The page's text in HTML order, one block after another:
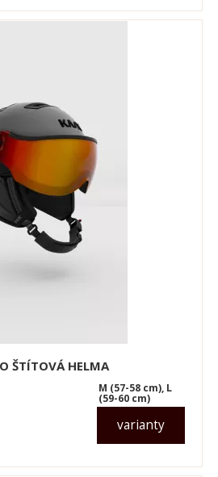
ŠTÍTOVÁ HELMA
varianty
M (57-58 cm), L
(59-60 cm)